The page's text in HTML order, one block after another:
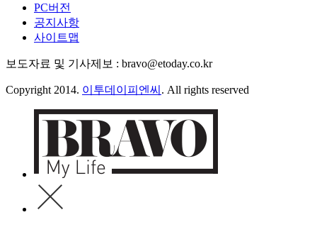
PC버전
공지사항
사이트맵
보도자료 및 기사제보 : bravo@etoday.co.kr
Copyright 2014. 이투데이피엔씨 . All rights reserved